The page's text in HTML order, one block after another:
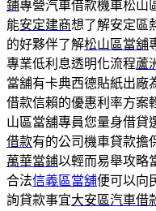
鋪專營汽車借款機車松山
能安定建商想了解安定區
的好夥伴了解松山區當舖
專業低利息透明化流程蘆
當舖有卡典西德貼紙出廠
借款信賴的優惠利率方案
山區當舖專員您量身借貸
借款有的公司機車貸款擔
萬華當鋪以輕而易舉攻略
合法信義區當舖便可以向
詢貸款事宜大安區汽車借